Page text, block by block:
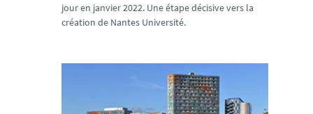
jour en janvier 2022. Une étape décisive vers la
création de Nantes Université.